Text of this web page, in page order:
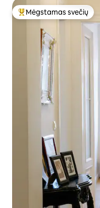
Svečių mėgstamiausias
Mėgstamas svečių